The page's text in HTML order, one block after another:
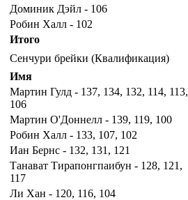
Доминик Дэйл - 106
Робин Халл - 102
Итого
Сенчури брейки (Квалификация)
Имя
Мартин Гулд - 137, 134, 132, 114, 113,
106
Мартин О'Доннелл - 139, 119, 100
Робин Халл - 133, 107, 102
Иан Бернс - 132, 131, 121
Танават Тирапонгпаибун - 128, 121,
117
Ли Хан - 120, 116, 104